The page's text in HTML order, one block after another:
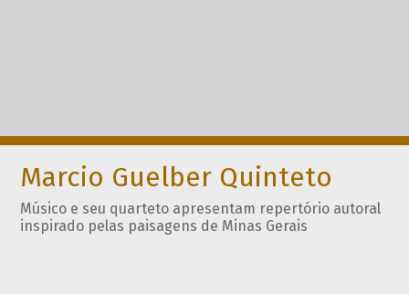
Marcio Guelber Quinteto
Músico e seu quarteto apresentam repertório autoral
inspirado pelas paisagens de Minas Gerais